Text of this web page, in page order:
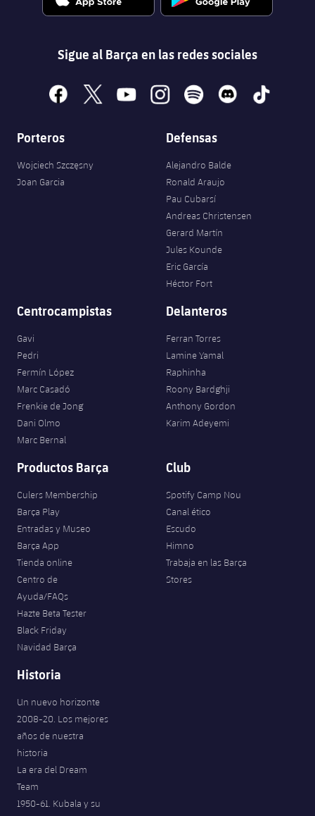
Sigue al Barça en las redes sociales
facebook
x youtubeinstagramspotify discord tiktok
Porteros
Wojciech Szczęsny
Joan Garcia
Defensas
Alejandro Balde
Ronald Araujo
Pau Cubarsí
Andreas Christensen
Gerard Martín
Jules Kounde
Eric García
Héctor Fort
Centrocampistas
Gavi
Pedri
Fermín López
Marc Casadó
Frenkie de Jong
Dani Olmo
Marc Bernal
Delanteros
Ferran Torres
Lamine Yamal
Raphinha
Roony Bardghji
Anthony Gordon
Karim Adeyemi
Productos Barça
Culers Membership
Barça Play
Entradas y Museo
Barça App
Tienda online
Centro de
Ayuda/FAQs
Hazte Beta Tester
Black Friday
Navidad Barça
Club
Spotify Camp Nou
Canal ético
Escudo
Himno
Trabaja en las Barça
Stores
Historia
Un nuevo horizonte
2008-20. Los mejores
años de nuestra
historia
La era del Dream
Team
1950-61. Kubala y su